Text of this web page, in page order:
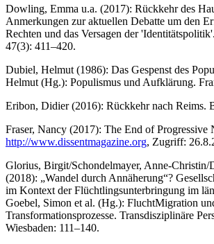
Dowling, Emma u.a. (2017): Rückkehr des
Anmerkungen zur aktuellen Debatte um den
Rechten und das Versagen der
47(3): 411–420.
Dubiel, Helmut (1986): Das Gespenst des
Helmut (Hg.): Populismus und Aufklärung.
Eribon, Didier (2016): Rückkehr nach Reims.
Fraser, Nancy (2017): The End of
http://www.dissentmagazine.org, Zugriff:
Glorius, Birgit/Schondelmayer, Anne-Christin/
(2018): „Wandel durch Annäherung“?
im Kontext der Flüchtlingsunterbringung im
Goebel, Simon et al. (Hg.): FluchtMigration
Transformationsprozesse. Transdisziplinäre
Wiesbaden: 111–140.